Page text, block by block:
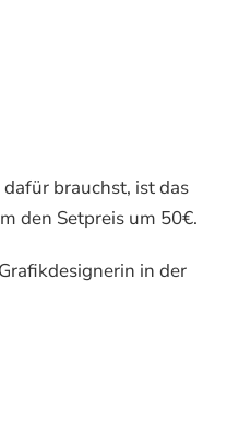
brauchst, ist das
den Setpreis um 50€.
in der